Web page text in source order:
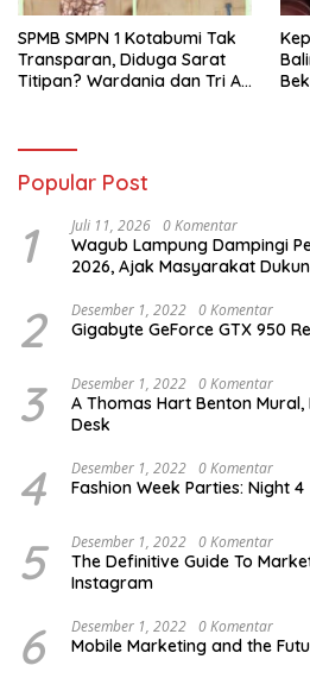
SPMB SMPN 1 Kotabumi Tak
Transparan, Diduga Sarat
Titipan? Wardania dan Tri Aji
Popular Post
1 Juli 11, 2026 0 Komentar
Wagub Lampung Dampingi
2026, Ajak Masyarakat
2 Desember 1, 2022 0 Komentar
Gigabyte GeForce GTX 950
3 Desember 1, 2022 0 Komentar
A Thomas Hart Benton
Desk
4 Desember 1, 2022 0 Komentar
Fashion Week Parties: Night 4
5 Desember 1, 2022 0 Komentar
The Definitive Guide To
Instagram
6 Desember 1, 2022 0 Komentar
Mobile Marketing and the